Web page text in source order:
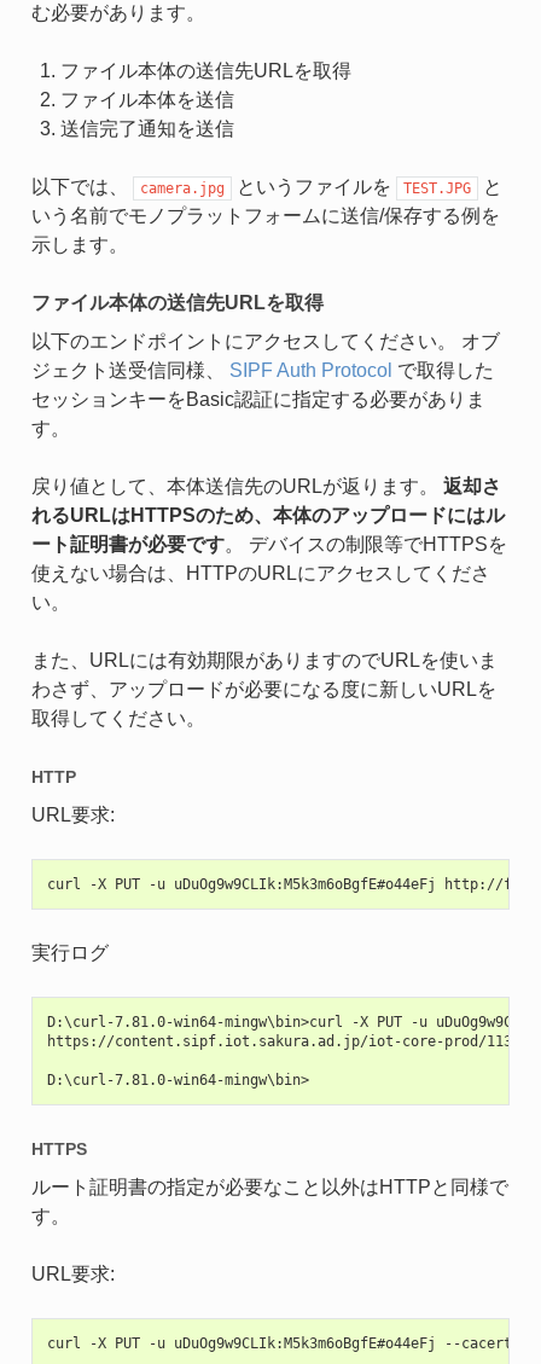
む必要があります。
ファイル本体の送信先URLを取得
ファイル本体を送信
送信完了通知を送信
以下では、 camera.jpg というファイルを TEST.JPG
と
いう名前でモノプラットフォームに送信/保存する例を
示します。
ファイル本体の送信先URLを取得
以下のエンドポイントにアクセスしてください。 オブ
ジェクト送受信同様、 SIPF Auth Protocol で取得した
セッションキーをBasic認証に指定する必要がありま
す。
戻り値として、本体送信先のURLが返ります。 返却さ
れるURLはHTTPSのため、本体のアップロードにはル
ート証明書が必要です。 デバイスの制限等でHTTPSを
使えない場合は、HTTPのURLにアクセスしてくださ
い。
また、URLには有効期限がありますのでURLを使いま
わさず、アップロードが必要になる度に新しいURLを
取得してください。
HTTP
URL要求:
実行ログ
D:\curl-7.81.0-win64-mingw\bin>curl -X PUT -u
https://content.sipf.iot.sakura.ad.jp/iot-core-prod/113301192220/
D:\curl-7.81.0-win64-mingw\bin>
HTTPS
ルート証明書の指定が必要なこと以外はHTTPと同様で
す。
URL要求: